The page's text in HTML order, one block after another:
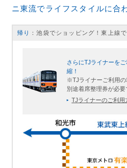
ニ東流でライフスタイルに合
帰り ：池袋でショッピング！東上線
さらにTJライナーを
縮！
※TJライナーご利用
別途着席整理券が必要
TJライナーのご利用